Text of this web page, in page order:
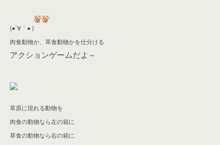
(●´∀｀● )
肉食動物か、草食動物かを仕分ける
アクションゲームだよ～
草原に現れる動物を
肉食の動物なら左の箱に
草食の動物なら右の箱に